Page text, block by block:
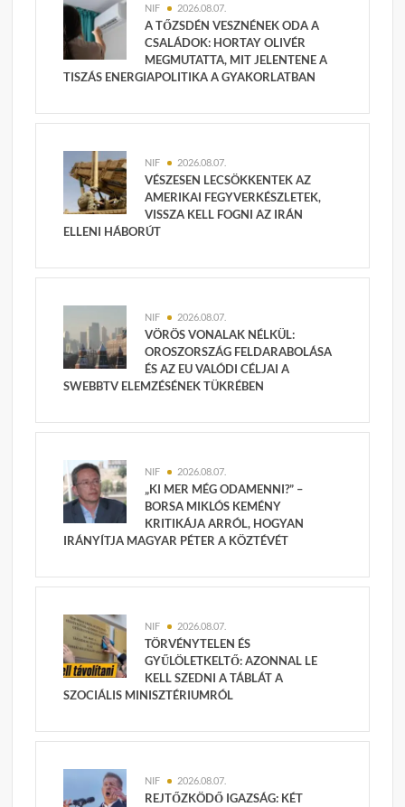
NIF 2026.08.07.
A TŐZSDÉN VESZNÉNEK ODA A
CSALÁDOK: HORTAY OLIVÉR
MEGMUTATTA, MIT JELENTENE A
TISZÁS ENERGIAPOLITIKA A GYAKORLATBAN
NIF 2026.08.07.
VÉSZESEN LECSÖKKENTEK AZ
AMERIKAI FEGYVERKÉSZLETEK,
VISSZA KELL FOGNI AZ IRÁN
ELLENI HÁBORÚT
NIF 2026.08.07.
VÖRÖS VONALAK NÉLKÜL:
OROSZORSZÁG FELDARABOLÁSA
ÉS AZ EU VALÓDI CÉLJAI A
SWEBBTV ELEMZÉSÉNEK TÜKRÉBEN
NIF 2026.08.07.
„KI MER MÉG ODAMENNI?” –
BORSA MIKLÓS KEMÉNY
KRITIKÁJA ARRÓL, HOGYAN
IRÁNYÍTJA MAGYAR PÉTER A KÖZTÉVÉT
NIF 2026.08.07.
TÖRVÉNYTELEN ÉS
GYŰLÖLETKELTŐ: AZONNAL LE
KELL SZEDNI A TÁBLÁT A
SZOCIÁLIS MINISZTÉRIUMRÓL
NIF 2026.08.07.
REJTŐZKÖDŐ IGAZSÁG: KÉT